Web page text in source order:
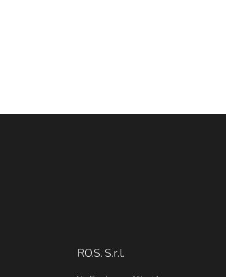
RO.S. S.r.l.